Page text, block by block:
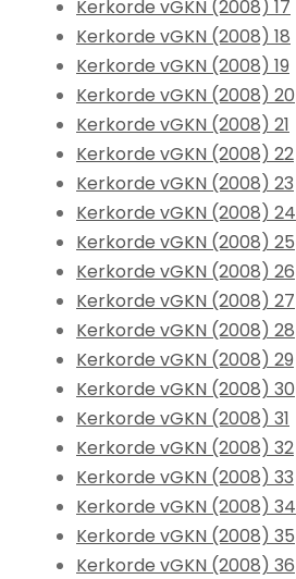
Kerkorde vGKN (2008) 17
Kerkorde vGKN (2008) 18
Kerkorde vGKN (2008) 19
Kerkorde vGKN (2008) 20
Kerkorde vGKN (2008) 21
Kerkorde vGKN (2008) 22
Kerkorde vGKN (2008) 23
Kerkorde vGKN (2008) 24
Kerkorde vGKN (2008) 25
Kerkorde vGKN (2008) 26
Kerkorde vGKN (2008) 27
Kerkorde vGKN (2008) 28
Kerkorde vGKN (2008) 29
Kerkorde vGKN (2008) 30
Kerkorde vGKN (2008) 31
Kerkorde vGKN (2008) 32
Kerkorde vGKN (2008) 33
Kerkorde vGKN (2008) 34
Kerkorde vGKN (2008) 35
Kerkorde vGKN (2008) 36